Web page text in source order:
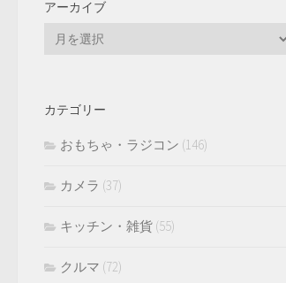
アーカイブ
ブ
カテゴリー
おもちゃ・ラジコン (146)
カメラ (37)
キッチン・雑貨 (55)
クルマ (72)